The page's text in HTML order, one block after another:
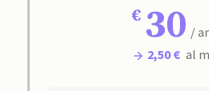
30 /
2,50 € al